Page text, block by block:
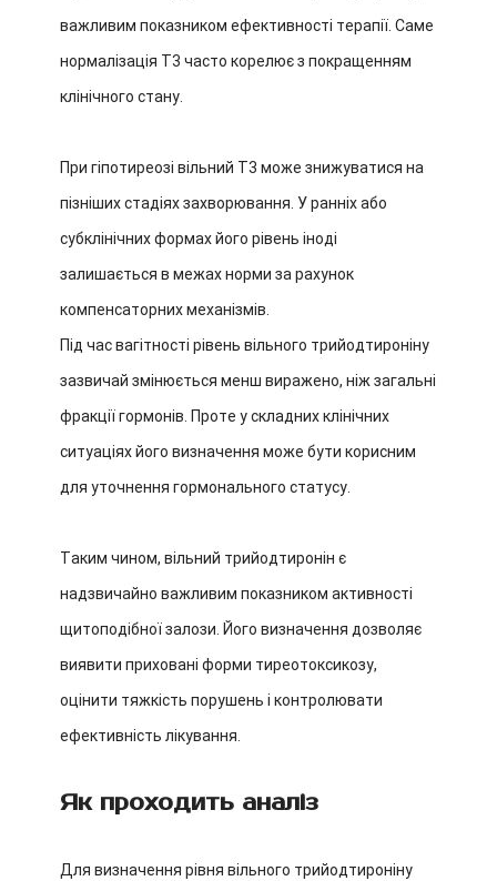
важливим показником ефективності терапії. Саме
нормалізація T3 часто корелює з покращенням
клінічного стану.
При гіпотиреозі вільний T3 може знижуватися на
пізніших стадіях захворювання. У ранніх або
субклінічних формах його рівень іноді
залишається в межах норми за рахунок
компенсаторних механізмів.
Під час вагітності рівень вільного трийодтироніну
зазвичай змінюється менш виражено, ніж загальні
фракції гормонів. Проте у складних клінічних
ситуаціях його визначення може бути корисним
для уточнення гормонального статусу.
Таким чином, вільний трийодтиронін є
надзвичайно важливим показником активності
щитоподібної залози. Його визначення дозволяє
виявити приховані форми тиреотоксикозу,
оцінити тяжкість порушень і контролювати
ефективність лікування.
Як проходить аналіз
Для визначення рівня вільного трийодтироніну